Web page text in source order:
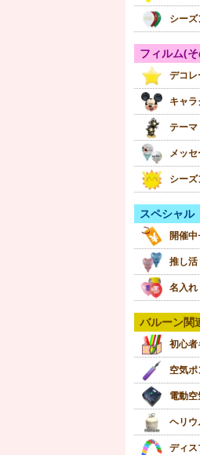
シー
フィルム(
デコ
キャ
テーマ
メッ
シー
スペシャル
開催
推し活
名入
バルーン関
初心者
空気
電動
ヘリウ
ディス